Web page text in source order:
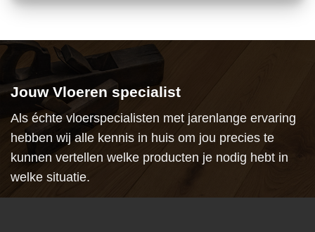
Jouw Vloeren specialist
Als échte vloerspecialisten met jarenlange ervaring
hebben wij alle kennis in huis om jou precies te
kunnen vertellen welke producten je nodig hebt in
welke situatie.